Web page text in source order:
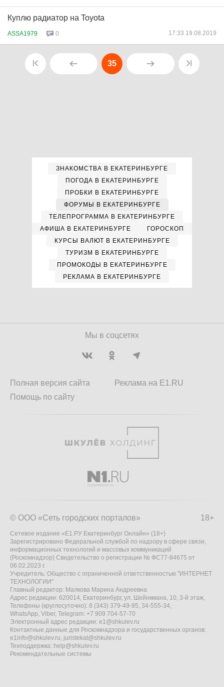
Куплю радиатор на Toyota
ASSA1979 0 17:33 19.08.2019
35
ЗНАКОМСТВА В ЕКАТЕРИНБУРГЕ
ПОГОДА В ЕКАТЕРИНБУРГЕ
ПРОБКИ В ЕКАТЕРИНБУРГЕ
ФОРУМЫ В ЕКАТЕРИНБУРГЕ
ТЕЛЕПРОГРАММА В ЕКАТЕРИНБУРГЕ
АФИША В ЕКАТЕРИНБУРГЕ
ГОРОСКОП
КУРСЫ ВАЛЮТ В ЕКАТЕРИНБУРГЕ
ТУРИЗМ В ЕКАТЕРИНБУРГЕ
ПРОМОКОДЫ В ЕКАТЕРИНБУРГЕ
РЕКЛАМА В ЕКАТЕРИНБУРГЕ
Мы в соцсетях
Полная версия сайта
Помощь по сайту
Реклама на E1.RU
18+
© ООО «Сеть городских порталов»
Сетевое издание «Е1.РУ Екатеринбург Онлайн» (18+)
Зарегистрировано Федеральной службой по надзору в сфере связи,
информационных технологий и массовых коммуникаций
(Роскомнадзор) Свидетельство о регистрации № ФС77-84675 от
06.02.2023 г.
Учредитель: Общество с ограниченной ответственностью "ИНТЕРНЕТ
ТЕХНОЛОГИИ"
Главный редактор: Малкова Марина Андреевна
Адрес редакции: 620014, Екатеринбург, ул. Шейнкмана, 10, 3-й этаж,
Телефоны (круглосуточно): 8 (343) 379-49-95, 34-555-34,
WhatsApp, Viber, Telegram: +7 909 704-57-70
Электронный адрес редакции: e1@shkulev.ru
Контактные данные для Роскомнадзора и государственных органов:
e1info@shkulev.ru, juristekat@shkulev.ru
Техподдержка: help@shkulev.ru
Рекомендательные системы